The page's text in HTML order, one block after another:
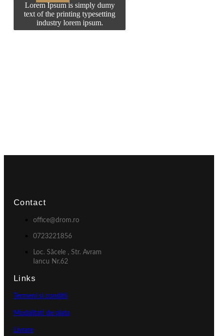
Lorem Ipsum is simply dumy
text of the printing typesetting
industry lorem ipsum.
Contact
office@drom.ro
0723221856
Loc. Săcele , Str. Avram
Iancu Nr.62
Links
Termeni si conditii
Modalitati de plata
Livrare